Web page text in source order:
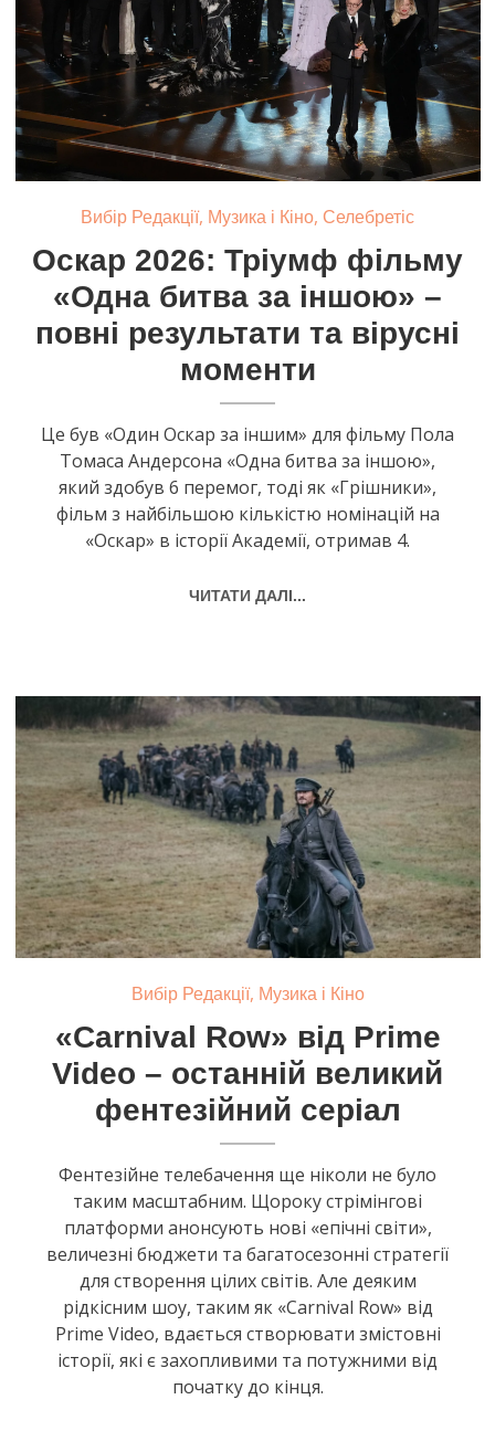
Вибір Редакції, Музика і Кіно,Селебретіс
Оскар 2026: Тріумф фільму
«Одна битва за іншою» –
повні результати та вірусні
моменти
Це був «Один Оскар за іншим» для фільму Пола
Томаса Андерсона «Одна битва за іншою»,
який здобув 6 перемог, тоді як «Грішники»,
фільм з найбільшою кількістю номінацій на
«Оскар» в історії Академії, отримав 4.
ЧИТАТИ ДАЛІ...
Вибір Редакції, Музика і Кіно
«Carnival Row» від Prime
Video – останній великий
фентезійний серіал
Фентезійне телебачення ще ніколи не було
таким масштабним. Щороку стрімінгові
платформи анонсують нові «епічні світи»,
величезні бюджети та багатосезонні стратегії
для створення цілих світів. Але деяким
рідкісним шоу, таким як «Carnival Row» від
Prime Video, вдається створювати змістовні
історії, які є захопливими та потужними від
початку до кінця.